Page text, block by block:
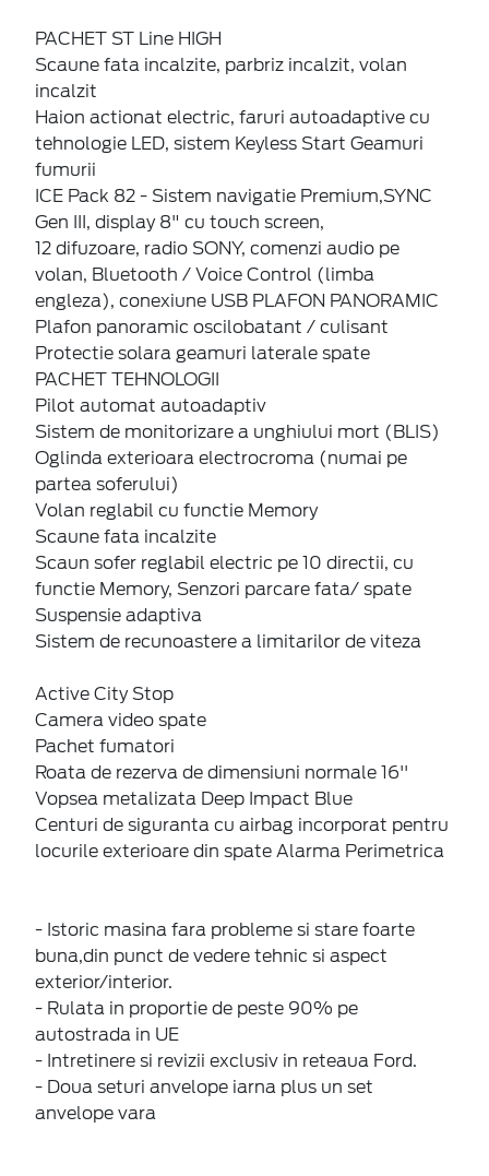
PACHET ST Line HIGH
Scaune fata incalzite, parbriz incalzit, volan
incalzit
Haion actionat electric, faruri autoadaptive cu
tehnologie LED, sistem Keyless Start Geamuri
fumurii
ICE Pack 82 - Sistem navigatie Premium,SYNC
Gen III, display 8" cu touch screen,
12 difuzoare, radio SONY, comenzi audio pe
volan, Bluetooth / Voice Control (limba
engleza), conexiune USB PLAFON PANORAMIC
Plafon panoramic oscilobatant / culisant
Protectie solara geamuri laterale spate
PACHET TEHNOLOGII
Pilot automat autoadaptiv
Sistem de monitorizare a unghiului mort (BLIS)
Oglinda exterioara electrocroma (numai pe
partea soferului)
Volan reglabil cu functie Memory
Scaune fata incalzite
Scaun sofer reglabil electric pe 10 directii, cu
functie Memory, Senzori parcare fata/ spate
Suspensie adaptiva
Sistem de recunoastere a limitarilor de viteza
Active City Stop
Camera video spate
Pachet fumatori
Roata de rezerva de dimensiuni normale 16''
Vopsea metalizata Deep Impact Blue
Centuri de siguranta cu airbag incorporat pentru
locurile exterioare din spate Alarma Perimetrica
- Istoric masina fara probleme si stare foarte
buna,din punct de vedere tehnic si aspect
exterior/interior.
- Rulata in proportie de peste 90% pe
autostrada in UE
- Intretinere si revizii exclusiv in reteaua Ford.
- Doua seturi anvelope iarna plus un set
anvelope vara